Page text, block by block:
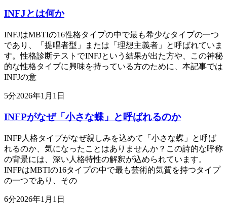
INFJとは何か
INFJはMBTIの16性格タイプの中で最も希少なタイプの一つ
であり、「提唱者型」または「理想主義者」と呼ばれていま
す。性格診断テストでINFJという結果が出た方や、この神秘
的な性格タイプに興味を持っている方のために、本記事では
INFJの意
5分2026年1月1日
INFPがなぜ「小さな蝶」と呼ばれるのか
INFP人格タイプがなぜ親しみを込めて「小さな蝶」と呼ば
れるのか、気になったことはありませんか？この詩的な呼称
の背景には、深い人格特性の解釈が込められています。
INFPはMBTIの16タイプの中で最も芸術的気質を持つタイプ
の一つであり、その
6分2026年1月1日